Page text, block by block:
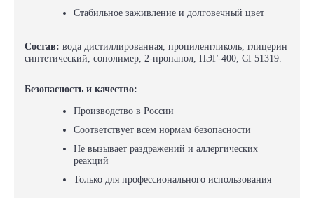
Стабильное заживление и долговечный цвет
Состав: вода дистиллированная, пропиленгликоль, глицерин
синтетический, сополимер, 2-пропанол, ПЭГ-400, CI 51319.
Безопасность и качество:
Производство в России
Соответствует всем нормам безопасности
Не вызывает раздражений и аллергических
реакций
Только для профессионального использования